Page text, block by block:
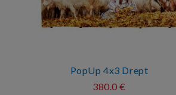
PopUp 4x3 Drept
380.0 €